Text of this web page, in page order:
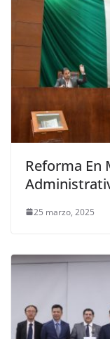
Reforma En
25 marzo, 2025